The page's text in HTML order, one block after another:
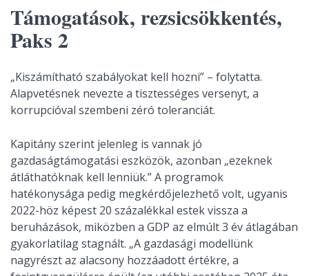
Támogatások, rezsicsökkentés,
Paks 2
„Kiszámítható szabályokat kell hozni” – folytatta.
Alapvetésnek nevezte a tisztességes versenyt, a
korrupcióval szembeni zéró toleranciát.
Kapitány szerint jelenleg is vannak jó
gazdaságtámogatási eszközök, azonban „ezeknek
átláthatóknak kell lenniük.” A programok
hatékonysága pedig megkérdőjelezhető volt, ugyanis
2022-höz képest 20 százalékkal estek vissza a
beruházások, miközben a GDP az elmúlt 3 év átlagában
gyakorlatilag stagnált. „A gazdasági modellünk
nagyrészt az alacsony hozzáadott értékre, a